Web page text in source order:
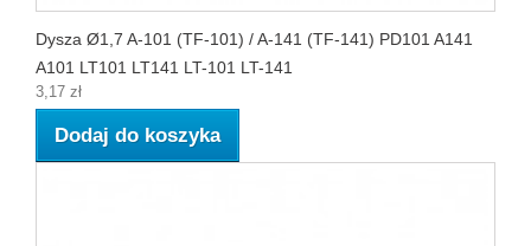
Dysza Ø1,7 A-101 (TF-101) / A-141 (TF-141) PD101 A141
A101 LT101 LT141 LT-101 LT-141
3,17 zł
Dodaj do koszyka